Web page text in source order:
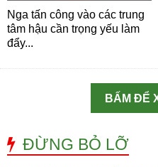
Nga tấn công vào các trung
tâm hậu cần trọng yếu làm
đẩy...
BẤM ĐỂ
ĐỪNG BỎ LỠ